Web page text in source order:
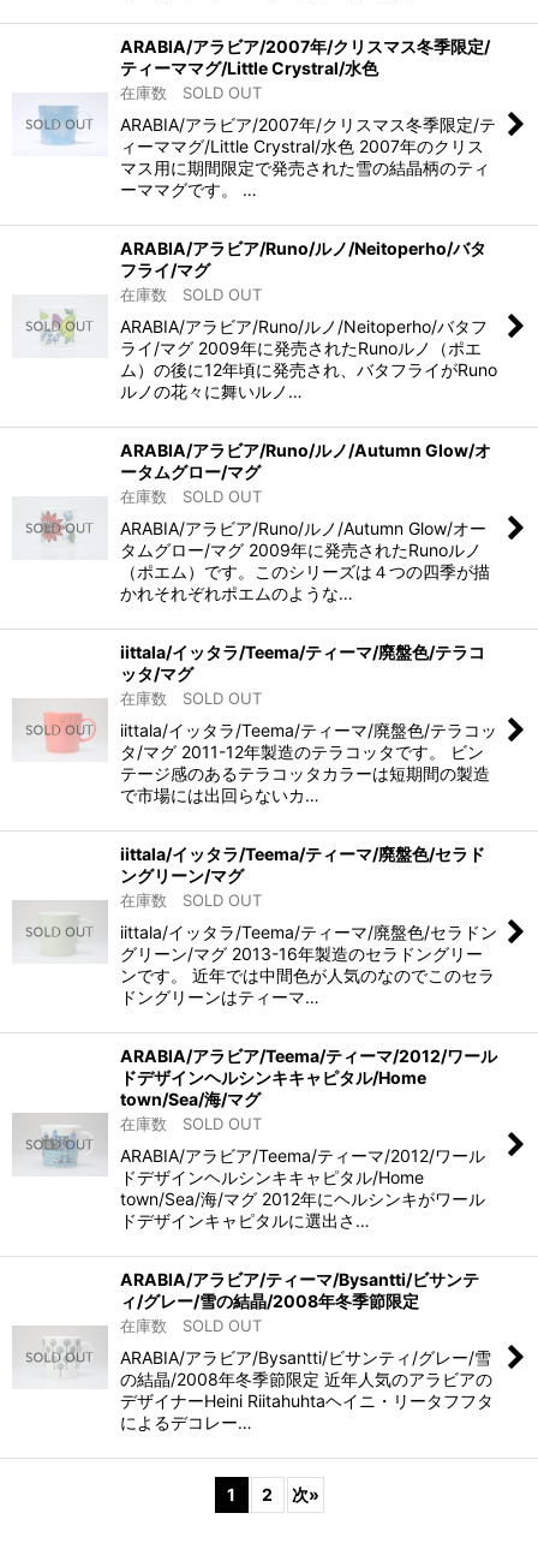
ARABIA/アラビア/2007年/クリスマス冬季限定/
ティーママグ/Little Crystral/水色
在庫数 SOLD OUT
ARABIA/アラビア/2007年/クリスマス冬季限定/テ
ィーママグ/Little Crystral/水色 2007年のクリス
マス用に期間限定で発売された雪の結晶柄のティ
ーママグです。 …
ARABIA/アラビア/Runo/ルノ/Neitoperho/バタ
フライ/マグ
在庫数 SOLD OUT
ARABIA/アラビア/Runo/ルノ/Neitoperho/バタフ
ライ/マグ 2009年に発売されたRunoルノ（ポエ
ム）の後に12年頃に発売され、バタフライがRuno
ルノの花々に舞いルノ…
ARABIA/アラビア/Runo/ルノ/Autumn Glow/オ
ータムグロー/マグ
在庫数 SOLD OUT
ARABIA/アラビア/Runo/ルノ/Autumn Glow/オー
タムグロー/マグ 2009年に発売されたRunoルノ
（ポエム）です。このシリーズは４つの四季が描
かれそれぞれポエムのような…
iittala/イッタラ/Teema/ティーマ/廃盤色/テラコ
ッタ/マグ
在庫数 SOLD OUT
iittala/イッタラ/Teema/ティーマ/廃盤色/テラコッ
タ/マグ 2011-12年製造のテラコッタです。 ビン
テージ感のあるテラコッタカラーは短期間の製造
で市場には出回らないカ…
iittala/イッタラ/Teema/ティーマ/廃盤色/セラド
ングリーン/マグ
在庫数 SOLD OUT
iittala/イッタラ/Teema/ティーマ/廃盤色/セラドン
グリーン/マグ 2013-16年製造のセラドングリー
ンです。 近年では中間色が人気のなのでこのセラ
ドングリーンはティーマ…
ARABIA/アラビア/Teema/ティーマ/2012/ワール
ドデザインヘルシンキキャピタル/Home
town/Sea/海/マグ
在庫数 SOLD OUT
ARABIA/アラビア/Teema/ティーマ/2012/ワール
ドデザインヘルシンキキャピタル/Home
town/Sea/海/マグ 2012年にヘルシンキがワール
ドデザインキャピタルに選出さ…
ARABIA/アラビア/ティーマ/Bysantti/ビサンテ
ィ/グレー/雪の結晶/2008年冬季節限定
在庫数 SOLD OUT
ARABIA/アラビア/Bysantti/ビサンティ/グレー/雪
の結晶/2008年冬季節限定 近年人気のアラビアの
デザイナーHeini Riitahuhtaヘイニ・リータフフタ
によるデコレー…
1 2 次»